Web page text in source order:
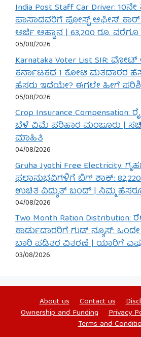
India Post Staff Car Driver:
ಪಾಸಾದವರಿಗೆ ಪೋಸ್ಟ್ ಆಫೀಸ್ ಕಾರ್
ಅರ್ಜಿ ಆಹ್ವಾನ | 63,200 ರೂ.
05/08/2026
Karnataka Voter List SIR:
ಕರ್ನಾಟಕದ 1 ಕೋಟಿ ಮತದಾರರ
ಹೆಸರು ಇದೆಯೇ? ಈಗಲೇ ಹೀಗೆ
05/08/2026
Crop Insurance Compensation:
ಬೆಳೆ ವಿಮೆ ಪರಿಹಾರ ಮಂಜೂರು |
ಮಾಹಿತಿ
04/08/2026
Gruha Jyothi Free Electricity:
ಫಲಾನುಭವಿಗಳಿಗೆ ಬಿಗ್ ಶಾಕ್:
ಉಚಿತ ವಿದ್ಯುತ್ ಬಂದ್ | ನಿಮ್ಮ
04/08/2026
Two Month Ration Distribution:
ಕಾರ್ಡುದಾರರಿಗೆ ಗುಡ್ ನ್ಯೂಸ್:
ಬಾರಿ ಪಡಿತರ ವಿತರಣೆ | ಯಾರಿಗೆ
03/08/2026
About us Contact us
Ownership and Funding
Privacy
Terms and